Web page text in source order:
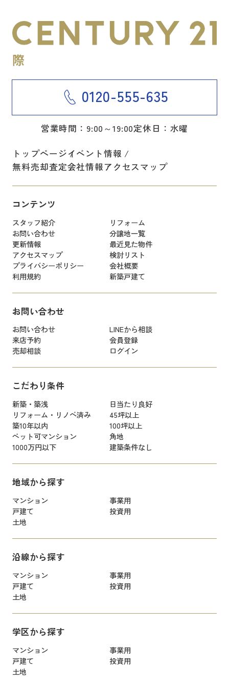
0120-555-635
営業時間：9:00～19:00定休日：水曜
トップページイベント情報
無料売却査定会社情報アクセスマップ
コンテンツ
スタッフ紹介
リフォーム
お問い合わせ
分譲地一覧
更新情報
最近見た物件
アクセスマップ
検討リスト
プライバシーポリシー
会社概要
利用規約
新築戸建て
お問い合わせ
お問い合わせ
LINEから相談
来店予約
会員登録
売却相談
ログイン
こだわり条件
新築・築浅
日当たり良好
リフォーム・リノベ済み
45坪以上
築10年以内
100坪以上
ペット可マンション
角地
1000万円以下
建築条件なし
地域から探す
マンション
事業用
戸建て
投資用
土地
沿線から探す
マンション
事業用
戸建て
投資用
土地
学区から探す
マンション
事業用
戸建て
投資用
土地